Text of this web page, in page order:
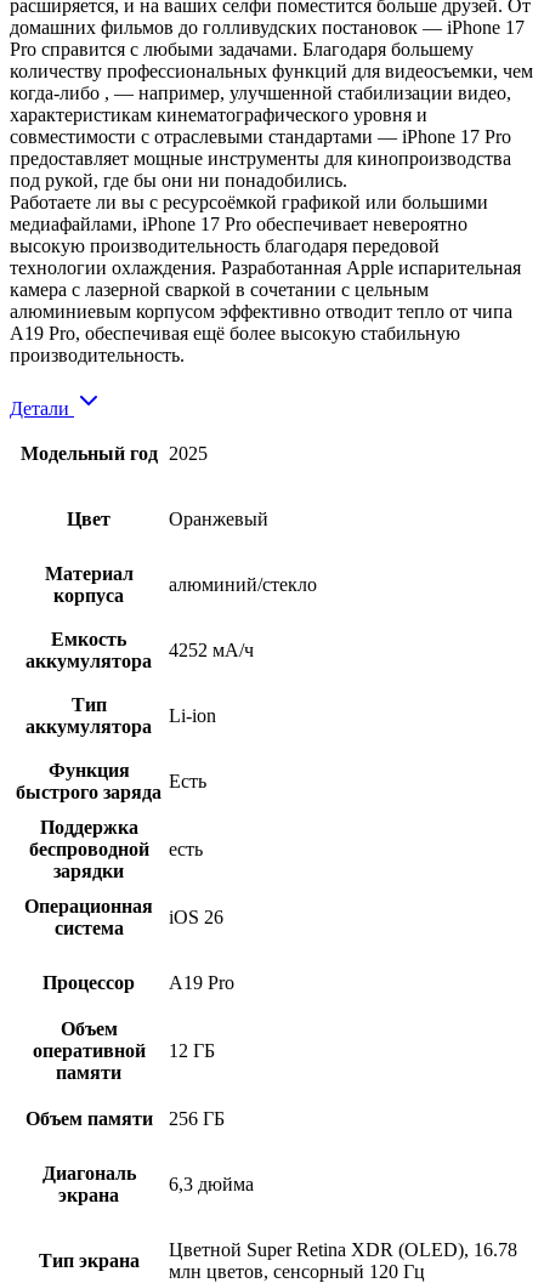
расширяется, и на ваших селфи поместится больше друзей. От
домашних фильмов до голливудских постановок — iPhone 17
Pro справится с любыми задачами. Благодаря большему
количеству профессиональных функций для видеосъемки, чем
когда-либо , — например, улучшенной стабилизации видео,
характеристикам кинематографического уровня и
совместимости с отраслевыми стандартами — iPhone 17 Pro
предоставляет мощные инструменты для кинопроизводства
под рукой, где бы они ни понадобились.
Работаете ли вы с ресурсоёмкой графикой или большими
медиафайлами, iPhone 17 Pro обеспечивает невероятно
высокую производительность благодаря передовой
технологии охлаждения. Разработанная Apple испарительная
камера с лазерной сваркой в ​​сочетании с цельным
алюминиевым корпусом эффективно отводит тепло от чипа
A19 Pro, обеспечивая ещё более высокую стабильную
производительность.
Детали
Модельный год 2025
Цвет Оранжевый
Материал
корпуса
алюминий/cтекло
Емкость
аккумулятора
4252 мА/ч
Тип
аккумулятора
Li-ion
Функция
быстрого заряда
Есть
Поддержка
беспроводной
зарядки
есть
Операционная
система
iOS 26
Процессор A19 Pro
Объем
оперативной
памяти
12 ГБ
Объем памяти 256 ГБ
Диагональ
экрана
6,3 дюйма
Тип экрана
Цветной Super Retina XDR (OLED), 16.78
млн цветов, сенсорный 120 Гц